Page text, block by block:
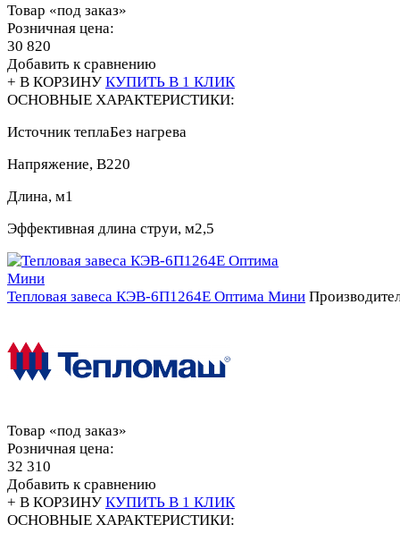
Товар «под заказ»
Розничная цена:
30 820
Добавить к сравнению
+ В КОРЗИНУ КУПИТЬ В 1 КЛИК
ОСНОВНЫЕ ХАРАКТЕРИСТИКИ:
Источник теплаБез нагрева
Напряжение, В220
Длина, м1
Эффективная длина струи, м2,5
Тепловая завеса КЭВ-6П1264E Оптима Мини
Товар «под заказ»
Розничная цена:
32 310
Добавить к сравнению
+ В КОРЗИНУ КУПИТЬ В 1 КЛИК
ОСНОВНЫЕ ХАРАКТЕРИСТИКИ: